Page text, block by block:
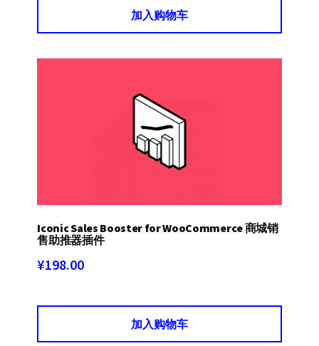
加入购物车
Iconic Sales Booster for WooCommerce 商城销
售助推器插件
¥198.00
加入购物车